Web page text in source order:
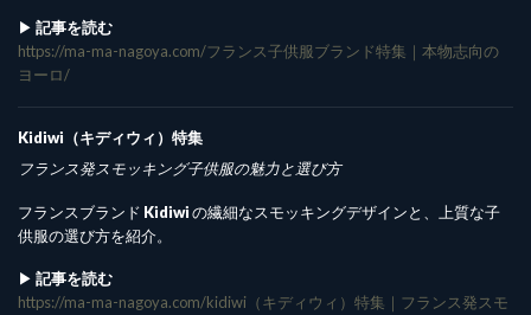
▶︎ 記事を読む
https://ma-ma-nagoya.com/フランス子供服ブランド特集｜本物志向の
ヨーロ/
Kidiwi（キディウィ）特集
フランス発スモッキング子供服の魅力と選び方
フランスブランド Kidiwiの繊細なスモッキングデザインと、上質な子
供服の選び方を紹介。
▶︎ 記事を読む
https://ma-ma-nagoya.com/kidiwi（キディウィ）特集｜フランス発スモ